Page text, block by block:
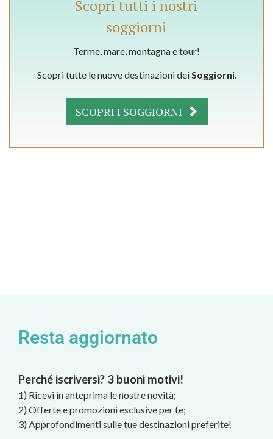
Scopri tutti i nostri
soggiorni
Terme, mare, montagna e tour!
Scopri tutte le nuove destinazioni deiSoggiorni.
SCOPRI I SOGGIORNI
Resta aggiornato
Perché iscriversi? 3 buoni motivi!
1) Ricevi in anteprima le nostre novità;
2) Offerte e promozioni esclusive per te;
3) Approfondimenti sulle tue destinazioni preferite!